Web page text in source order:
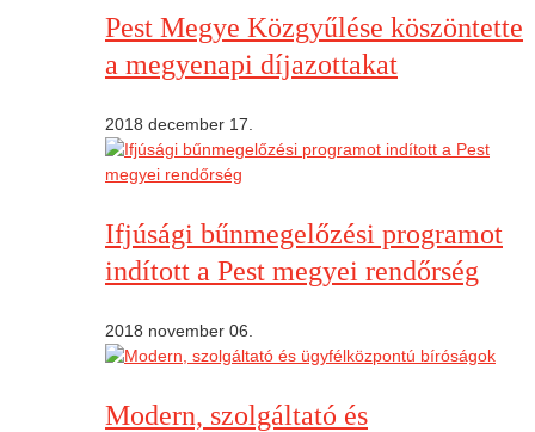
Pest Megye Közgyűlése köszöntette
a megyenapi díjazottakat
2018 december 17.
Ifjúsági bűnmegelőzési programot
indított a Pest megyei rendőrség
2018 november 06.
Modern, szolgáltató és